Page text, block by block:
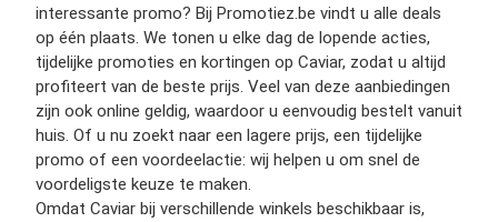
interessante promo? Bij Promotiez.be vindt u alle deals
op één plaats. We tonen u elke dag de lopende acties,
tijdelijke promoties en kortingen op Caviar, zodat u altijd
profiteert van de beste prijs. Veel van deze aanbiedingen
zijn ook online geldig, waardoor u eenvoudig bestelt vanuit
huis. Of u nu zoekt naar een lagere prijs, een tijdelijke
promo of een voordeelactie: wij helpen u om snel de
voordeligste keuze te maken.
Omdat Caviar bij verschillende winkels beschikbaar is,